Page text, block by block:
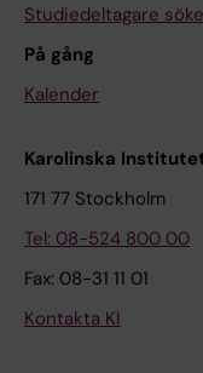
Studiedeltagare
På gång
Kalender
Karolinska
171 77 Stockholm
Tel: 08-524 800 00
Fax: 08-31 11 01
Kontakta KI